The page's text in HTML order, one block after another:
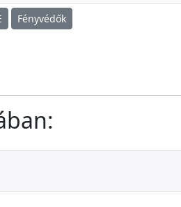
Fényvédők